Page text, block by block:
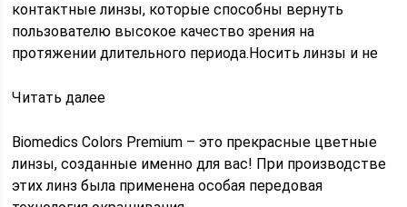
контактные линзы, которые способны вернуть
пользователю высокое качество зрения на
протяжении длительного периода.Носить линзы и не
Читать далее
Biomedics Colors Premium – это прекрасные цветные
линзы, созданные именно для вас! При производстве
этих линз была применена особая передовая